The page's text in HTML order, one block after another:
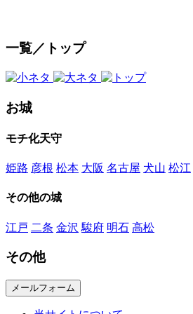
一覧／トップ
お城
モチ化天守
姫路 彦根 松本 大阪 名古屋 犬山 松江
その他の城
江戸 二条 金沢 駿府 明石 高松
その他
メールフォーム